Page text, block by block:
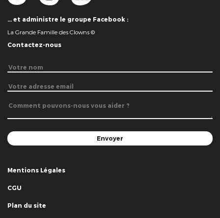
… et administre le groupe Facebook :
La Grande Famille des Clowns ©
Contactez-nous
Mentions Légales
CGU
Plan du site